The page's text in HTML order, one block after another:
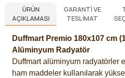
ÜRÜN
AÇIKLAMASI
GARANTI VE
TESLIMAT
Duffmart Premio 180x107 cm
Alüminyum Radyatör
Duffmart alüminyum radyatörler
ham maddeler kullanılarak